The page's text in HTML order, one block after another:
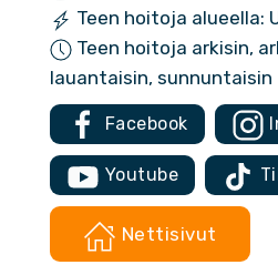
Teen hoitoja alueella:
Teen hoitoja arkisin,
lauantaisin, sunnuntaisin
Facebook
Youtube
Nettisivut